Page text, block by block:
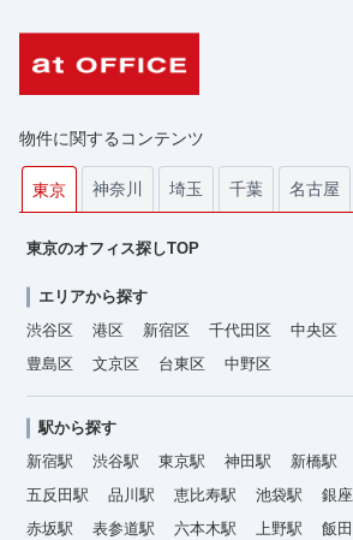
物件に関するコンテンツ
東京 神奈川 埼玉 千葉 名古屋
東京のオフィス探しTOP
エリアから探す
渋谷区
港区 新宿区 千代田区 中央区
豊島区
文京区 台東区 中野区
駅から探す
新宿駅
渋谷駅 東京駅 神田駅 新橋駅
五反田駅
品川駅 恵比寿駅 池袋駅 銀
赤坂駅
表参道駅 六本木駅 上野駅 飯